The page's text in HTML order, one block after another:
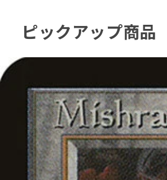
ピックアップ商品